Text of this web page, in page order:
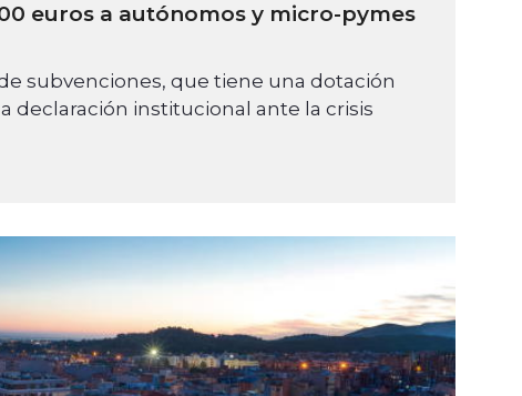
euros a autónomos y micro-pymes
subvenciones, que tiene una dotación
declaración institucional ante la crisis